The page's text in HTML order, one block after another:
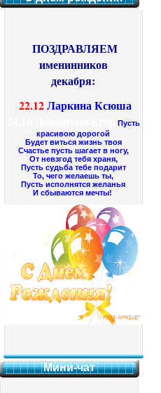
ПОЗДРАВЛЯЕМ
именинников
декабря:
22.12Ларкина Ксюша
Пусть
красивою дорогой
Будет виться жизнь твоя
Счастье пусть шагает в ногу,
От невзгод тебя храня,
Пусть судьба тебе подарит
То, чего желаешь ты,
Пусть исполнятся желанья
И сбываются мечты!
Мини-чат